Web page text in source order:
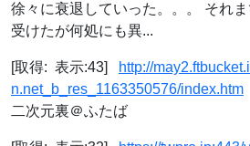
徐々に衰退していった。。。 それ
受けたが何処にも異...
[取得: 表示:43]
http://
n.net_b_res_1163350576/index.htm
二次元裏＠ふたば